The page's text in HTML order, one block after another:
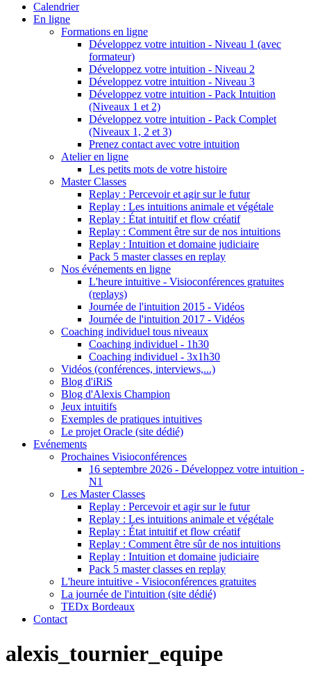
Calendrier
En ligne
Formations en ligne
Développez votre intuition - Niveau 1 (avec
formateur)
Développez votre intuition - Niveau 2
Développez votre intuition - Niveau 3
Développez votre intuition - Pack Intuition
(Niveaux 1 et 2)
Développez votre intuition - Pack Complet
(Niveaux 1, 2 et 3)
Prenez contact avec votre intuition
Atelier en ligne
Les petits mots de votre histoire
Master Classes
Replay : Percevoir et agir sur le futur
Replay : Les intuitions animale et végétale
Replay : État intuitif et flow créatif
Replay : Comment être sur de nos intuitions
Replay : Intuition et domaine judiciaire
Pack 5 master classes en replay
Nos événements en ligne
L'heure intuitive - Visioconférences gratuites
(replays)
Journée de l'intuition 2015 - Vidéos
Journée de l'intuition 2017 - Vidéos
Coaching individuel tous niveaux
Coaching individuel - 1h30
Coaching individuel - 3x1h30
Vidéos (conférences, interviews,...)
Blog d'iRiS
Blog d'Alexis Champion
Jeux intuitifs
Exemples de pratiques intuitives
Le projet Oracle (site dédié)
Evénements
Prochaines Visioconférences
16 septembre 2026 - Développez votre intuition -
N1
Les Master Classes
Replay : Percevoir et agir sur le futur
Replay : Les intuitions animale et végétale
Replay : État intuitif et flow créatif
Replay : Comment être sûr de nos intuitions
Replay : Intuition et domaine judiciaire
Pack 5 master classes en replay
L'heure intuitive - Visioconférences gratuites
La journée de l'intuition (site dédié)
TEDx Bordeaux
Contact
alexis_tournier_equipe